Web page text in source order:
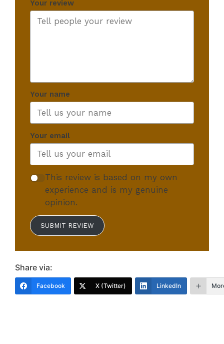
Your review
Your name
Your email
This review is based on my own
experience and is my genuine
opinion.
SUBMIT REVIEW
Share via:
Facebook X (Twitter) LinkedIn